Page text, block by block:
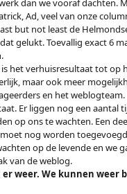
dan we vooraf dachten.
Ad, veel van onze
but not least de
gelukt. Toevallig exact 6
het verhuisresultaat tot op
maar ook meer
en het
Er liggen nog een aantal
op ons te wachten. Een
nog worden
op de levende en we
van de weblog.
er weer. We kunnen weer